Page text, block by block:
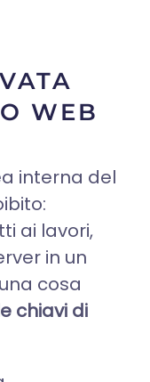
WEB
interna del
ai lavori,
in un
cosa
chiavi di